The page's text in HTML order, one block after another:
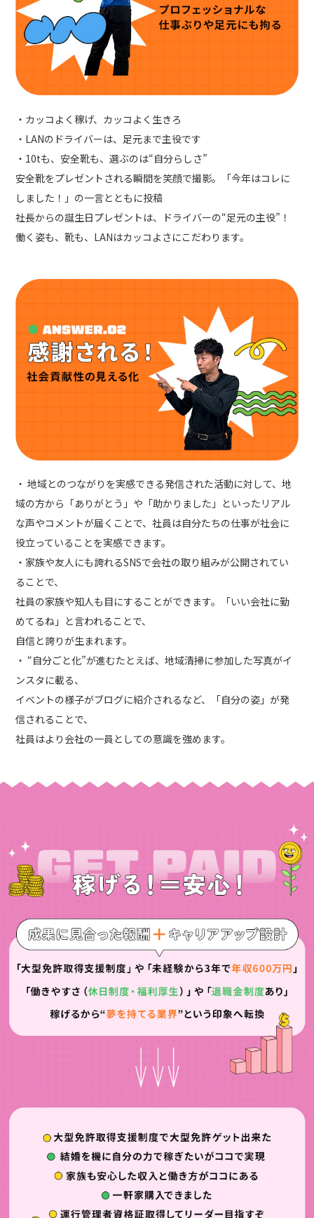
・カッコよく稼げ、カッコよく生きろ
・LANのドライバーは、足元まで主役です
・10tも、安全靴も、選ぶのは“自分らしさ”
安全靴をプレゼントされる瞬間を笑顔で撮影。「今年はコレに
しました！」の一言とともに投稿
社長からの誕生日プレゼントは、ドライバーの“足元の主役”！
働く姿も、靴も、LANはカッコよさにこだわります。
・ 地域とのつながりを実感できる発信された活動に対して、地
域の方から「ありがとう」や「助かりました」といったリアル
な声やコメントが届くことで、社員は自分たちの仕事が社会に
役立っていることを実感できます。
・家族や友人にも誇れるSNSで会社の取り組みが公開されてい
ることで、
社員の家族や知人も目にすることができます。「いい会社に勤
めてるね」と言われることで、
自信と誇りが生まれます。
・ “自分ごと化”が進むたとえば、地域清掃に参加した写真がイ
ンスタに載る、
イベントの様子がブログに紹介されるなど、「自分の姿」が発
信されることで、
社員はより会社の一員としての意識を強めます。